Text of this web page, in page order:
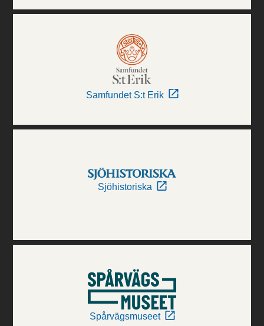
Samfundet S:t Erik
Sjöhistoriska
Spårvägsmuseet